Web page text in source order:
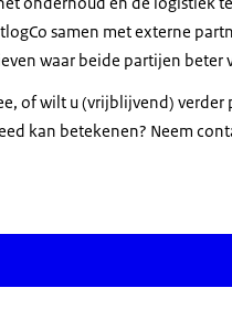
samen met externe
waar beide partijen beter
of wilt u (vrijblijvend)
kan betekenen? Neem